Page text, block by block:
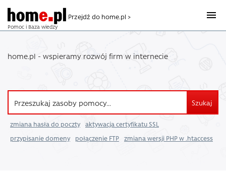
Pomoc i Baza wiedzy
Przejdź do home.pl >
home.pl - wspieramy rozwój firm w internecie
Szukaj
zmiana hasła do poczty
aktywacja certyfikatu SSL
przypisanie domeny
połączenie FTP zmiana wersji PHP w .htaccess